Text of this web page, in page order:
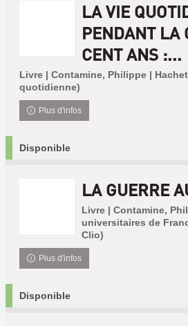
LA VIE
PENDANT LA
CENT ANS :...
Livre | Contamine, Philippe |
quotidienne)
Plus d'infos
Disponible
LA GUERRE
Livre | Contamine,
universitaires de
Clio)
Plus d'infos
Disponible